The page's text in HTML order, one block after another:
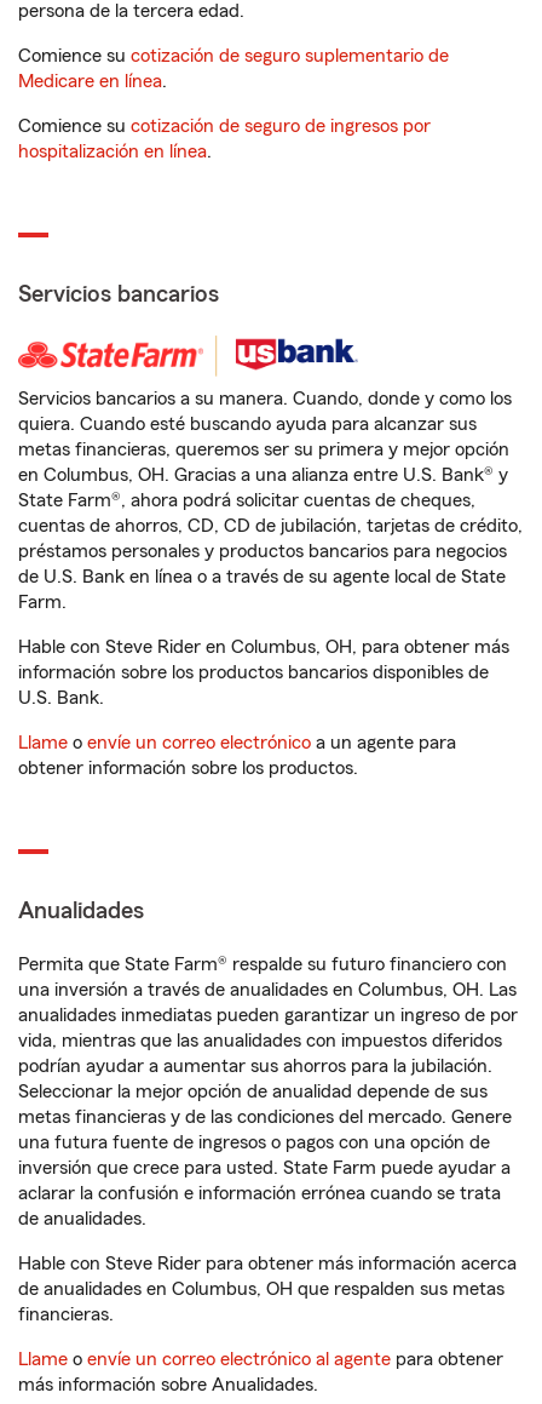
persona de la tercera edad.
Comience su cotización de seguro suplementario de
Medicare en línea.
Comience su cotización de seguro de ingresos por
hospitalización en línea.
Servicios bancarios
Servicios bancarios a su manera. Cuando, donde y como los
quiera. Cuando esté buscando ayuda para alcanzar sus
metas financieras, queremos ser su primera y mejor opción
en Columbus, OH. Gracias a una alianza entre U.S. Bank® y
State Farm®, ahora podrá solicitar cuentas de cheques,
cuentas de ahorros, CD, CD de jubilación, tarjetas de crédito,
préstamos personales y productos bancarios para negocios
de U.S. Bank en línea o a través de su agente local de State
Farm.
Hable con Steve Rider en Columbus, OH, para obtener más
información sobre los productos bancarios disponibles de
U.S. Bank.
Llame o envíe un correo electrónico a un agente para
obtener información sobre los productos.
Anualidades
Permita que State Farm® respalde su futuro financiero con
una inversión a través de anualidades en Columbus, OH. Las
anualidades inmediatas pueden garantizar un ingreso de por
vida, mientras que las anualidades con impuestos diferidos
podrían ayudar a aumentar sus ahorros para la jubilación.
Seleccionar la mejor opción de anualidad depende de sus
metas financieras y de las condiciones del mercado. Genere
una futura fuente de ingresos o pagos con una opción de
inversión que crece para usted. State Farm puede ayudar a
aclarar la confusión e información errónea cuando se trata
de anualidades.
Hable con Steve Rider para obtener más información acerca
de anualidades en Columbus, OH que respalden sus metas
financieras.
Llame o envíe un correo electrónico al agente para obtener
más información sobre Anualidades.